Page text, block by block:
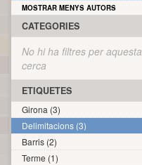
MOSTRAR MENYS AUTORS
CATEGORIES
No hi ha filtres per aquesta
cerca
ETIQUETES
Girona (3)
Delimitacions (3)
Barris (2)
Terme (1)